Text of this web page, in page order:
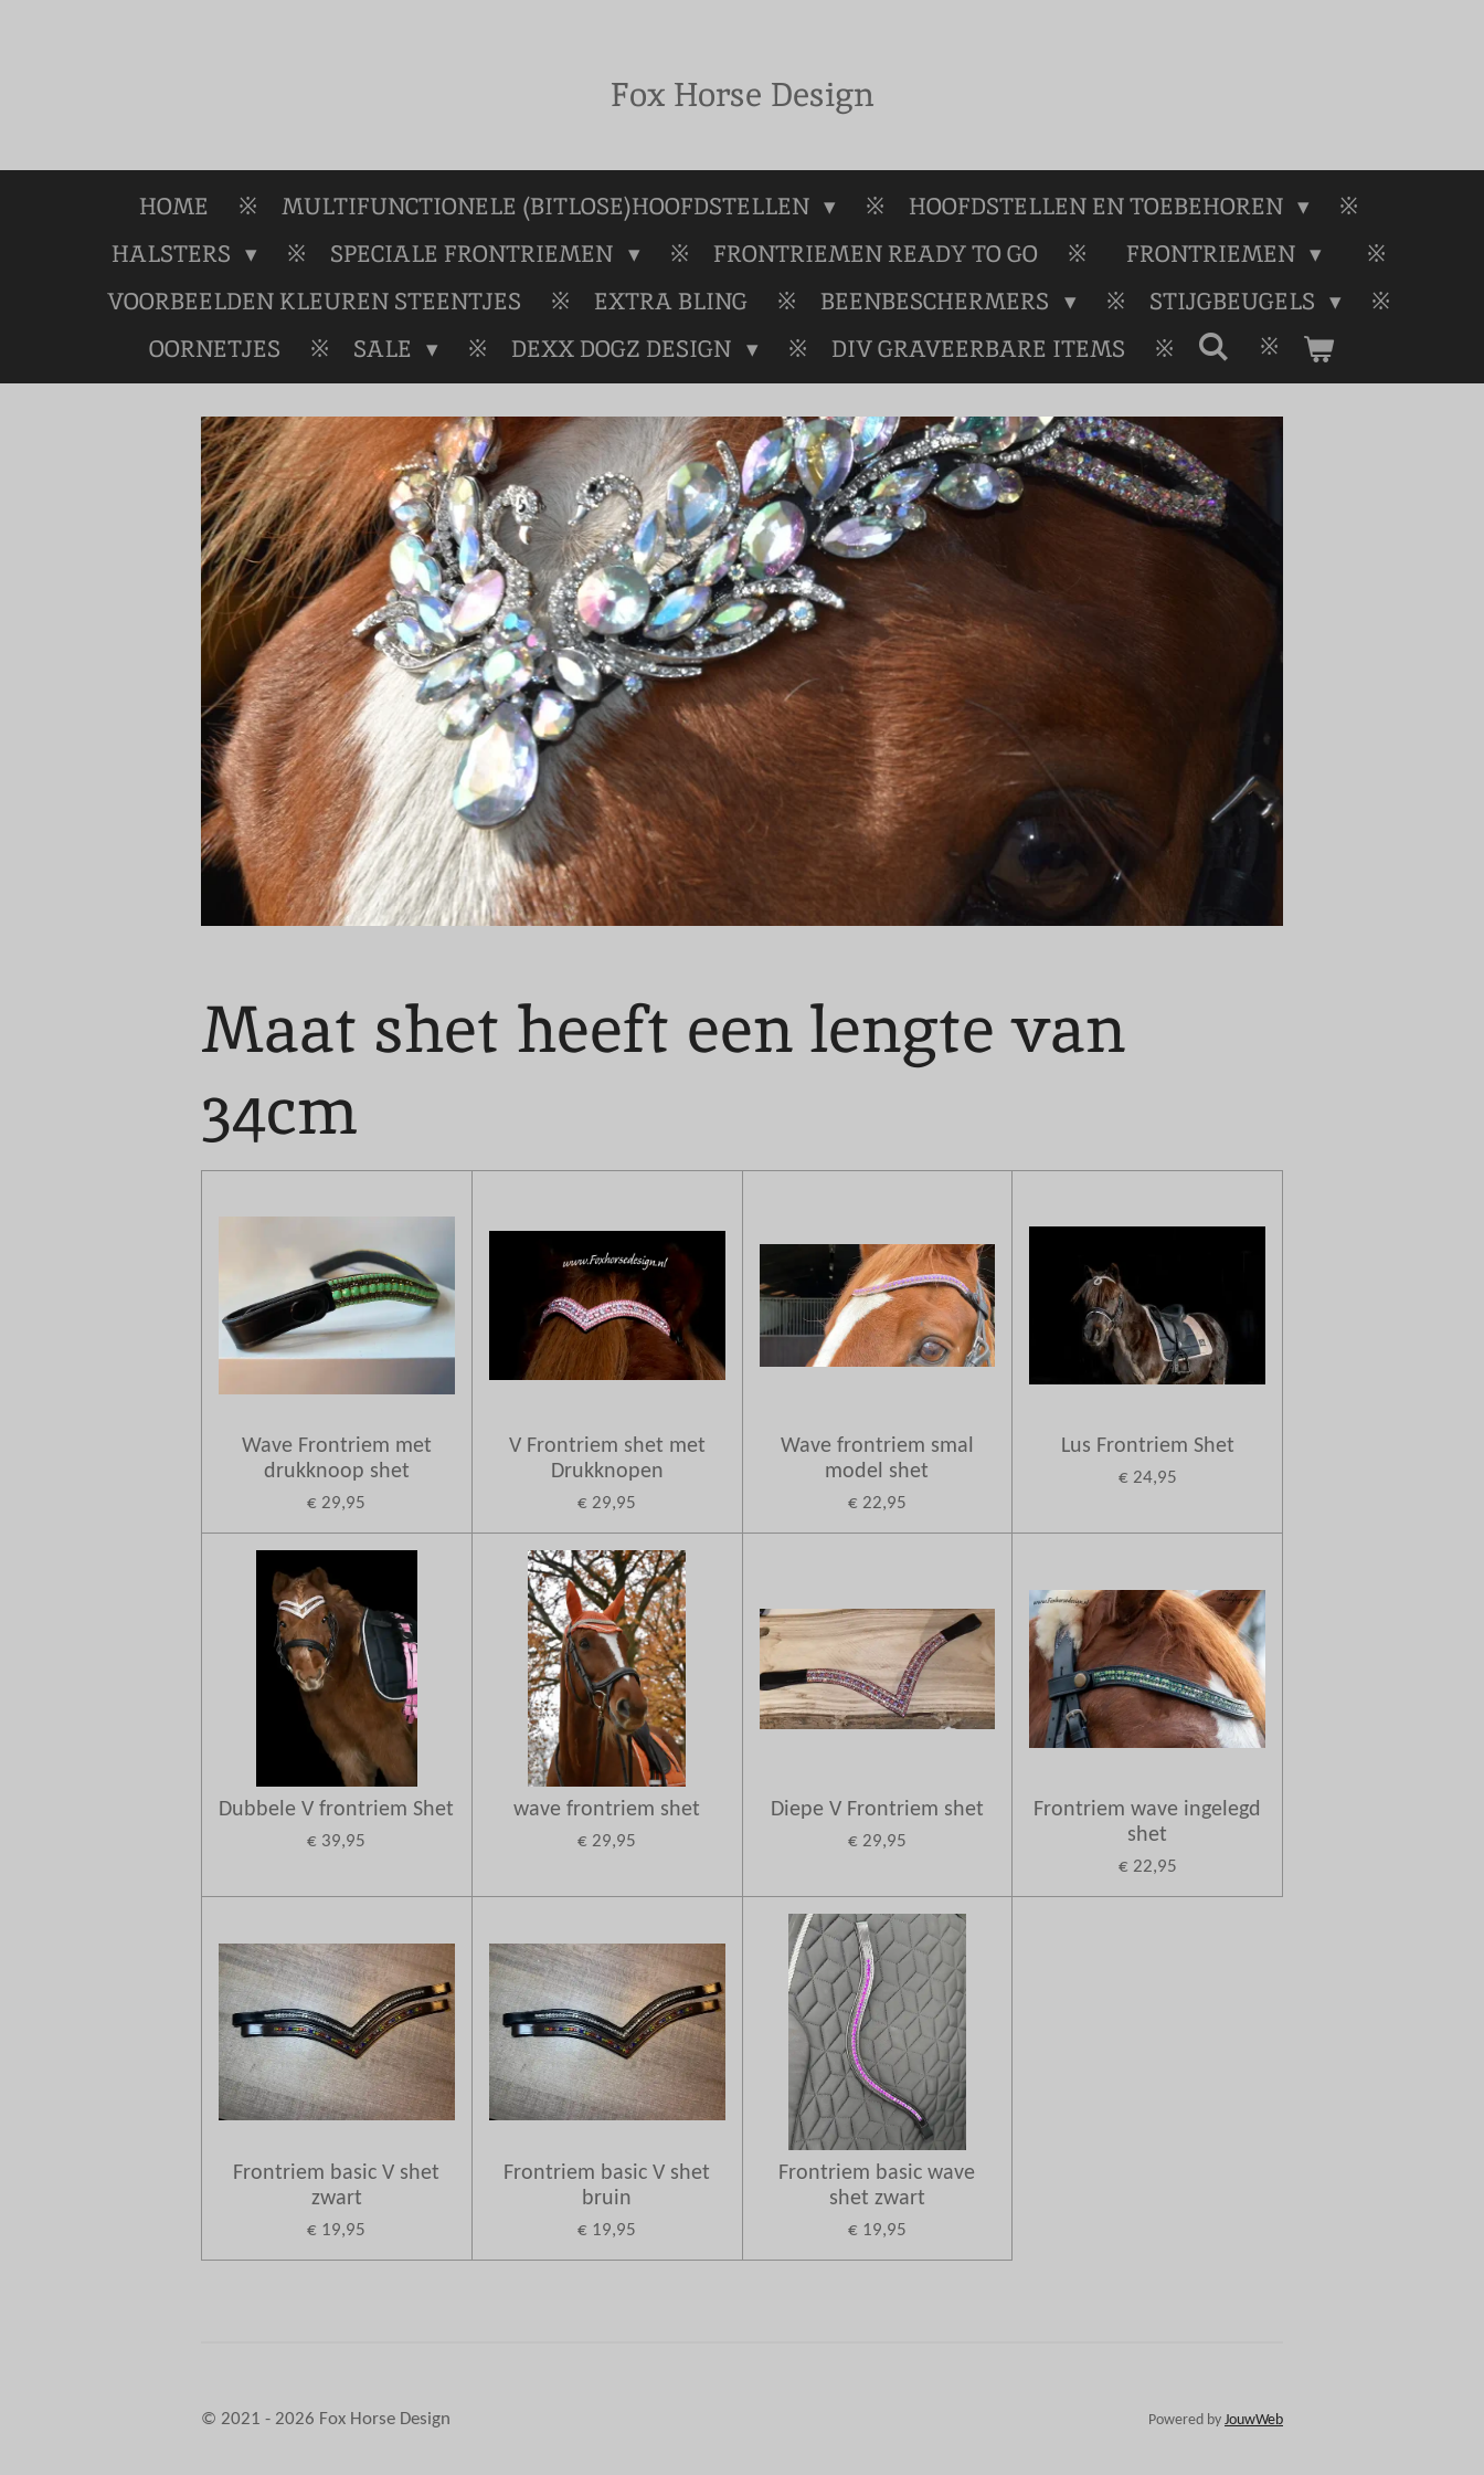
Fox Horse Design
HOME MULTIFUNCTIONELE (BITLOSE)HOOFDSTELLEN
HOOFDSTELLEN EN TOEBEHOREN
HALSTERS
SPECIALE FRONTRIEMEN FRONTRIEMEN READY TO GO
FRONTRIEMEN
VOORBEELDEN KLEUREN STEENTJES
EXTRA BLING BEENBESCHERMERS
STIJGBEUGELS
OORNETJES
SALE DEXX DOGZ DESIGN DIV GRAVEERBARE ITEMS
Maat shet heeft een lengte van
34cm
Wave Frontriem met
drukknoop shet
€ 29,95
V Frontriem shet met
Drukknopen
€ 29,95
Wave frontriem smal
model shet
€ 22,95
Lus Frontriem Shet
€ 24,95
Dubbele V frontriem Shet
€ 39,95
wave frontriem shet
€ 29,95
Diepe V Frontriem shet
€ 29,95
Frontriem wave ingelegd
shet
€ 22,95
Frontriem basic V shet
zwart
€ 19,95
Frontriem basic V shet
bruin
€ 19,95
Frontriem basic wave
shet zwart
€ 19,95
© 2021 - 2026 Fox Horse Design Powered by JouwWeb